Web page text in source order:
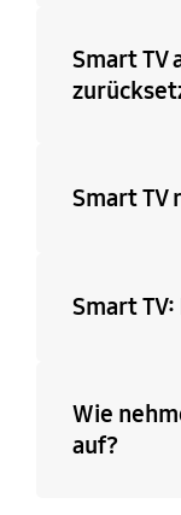
Smart TV
Smart TV
Smart
Wie
auf?